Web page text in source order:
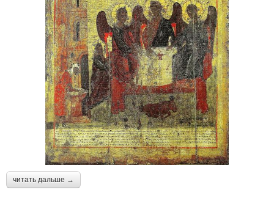
читать дальше →